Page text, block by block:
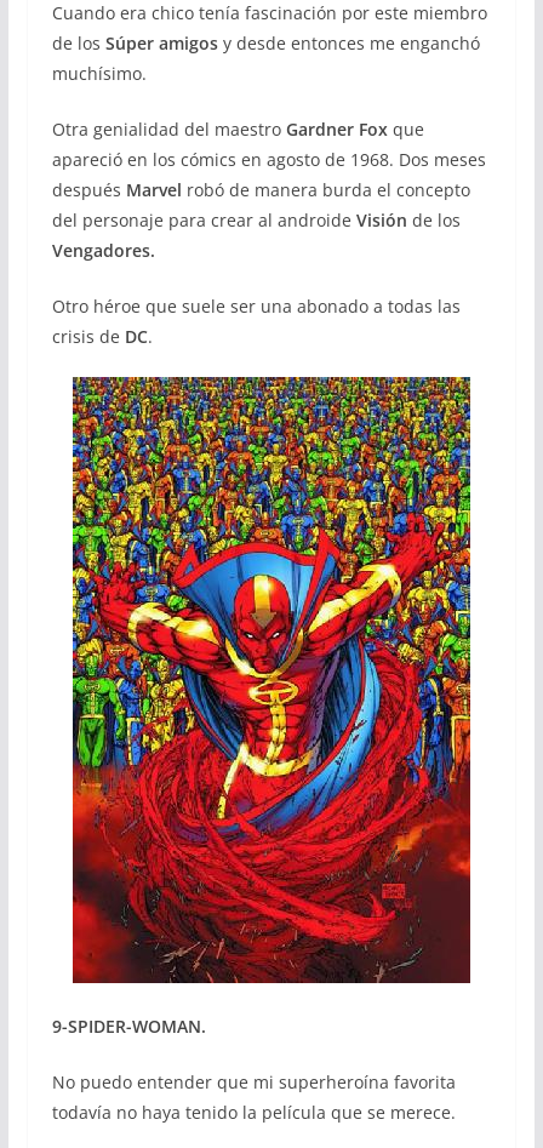
Cuando era chico tenía fascinación por este miembro
de los Súper amigosy desde entonces me enganchó
muchísimo.
Otra genialidad del maestro Gardner Foxque
apareció en los cómics en agosto de 1968. Dos meses
después Marvel robó de manera burda el concepto
del personaje para crear al androide Visión de los
Vengadores.
Otro héroe que suele ser una abonado a todas las
crisis de DC.
9-SPIDER-WOMAN.
No puedo entender que mi superheroína favorita
todavía no haya tenido la película que se merece.